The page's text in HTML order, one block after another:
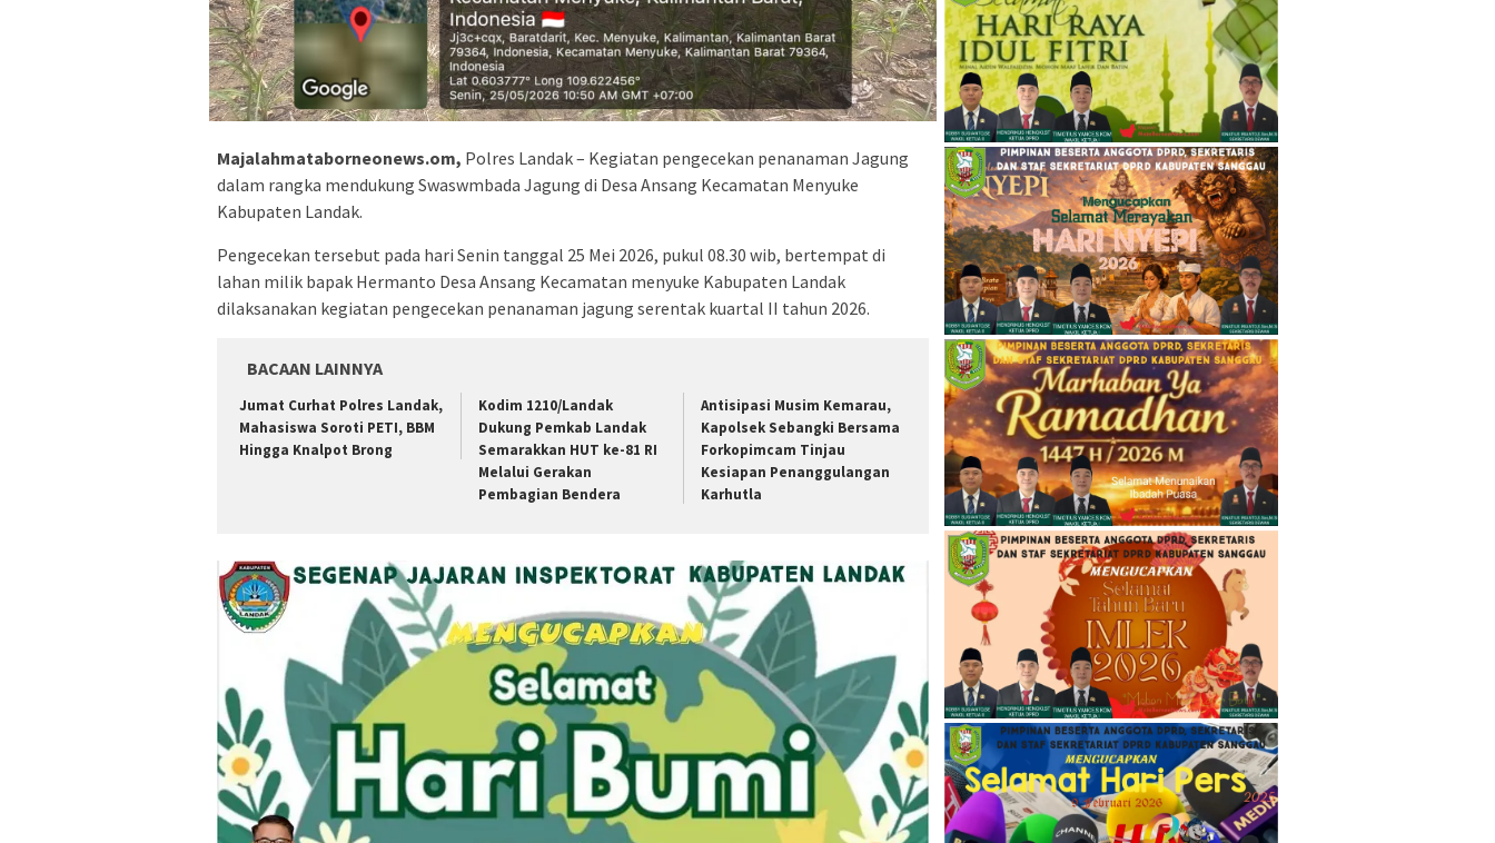
Majalahmataborneonews.om, Polres Landak – Kegiatan pengecekan penanaman Jagung
dalam rangka mendukung Swaswmbada Jagung di Desa Ansang Kecamatan Menyuke
Kabupaten Landak.
Pengecekan tersebut pada hari Senin tanggal 25 Mei 2026, pukul 08.30 wib, bertempat di
lahan milik bapak Hermanto Desa Ansang Kecamatan menyuke Kabupaten Landak
dilaksanakan kegiatan pengecekan penanaman jagung serentak kuartal II tahun 2026.
BACAAN LAINNYA
Jumat Curhat Polres Landak,
Mahasiswa Soroti PETI, BBM
Hingga Knalpot Brong
Kodim 1210/Landak
Dukung Pemkab Landak
Semarakkan HUT ke-81 RI
Melalui Gerakan
Pembagian Bendera
Antisipasi Musim Kemarau,
Kapolsek Sebangki Bersama
Forkopimcam Tinjau
Kesiapan Penanggulangan
Karhutla